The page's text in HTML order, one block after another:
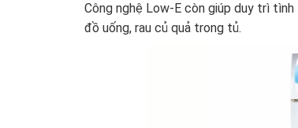
Công nghệ Low-E còn giúp duy trì
đồ uống, rau củ quả trong tủ.